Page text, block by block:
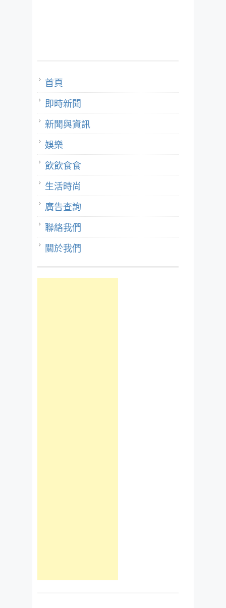
首頁
即時新聞
新聞與資訊
娛樂
飲飲食食
生活時尚
廣告查詢
聯絡我們
關於我們